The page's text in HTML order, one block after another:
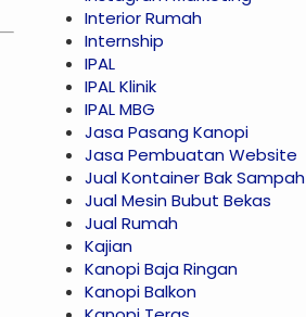
Interior Rumah
Internship
IPAL
IPAL Klinik
IPAL MBG
Jasa Pasang Kanopi
Jasa Pembuatan Website
Jual Kontainer Bak Sampah
Jual Mesin Bubut Bekas
Jual Rumah
Kajian
Kanopi Baja Ringan
Kanopi Balkon